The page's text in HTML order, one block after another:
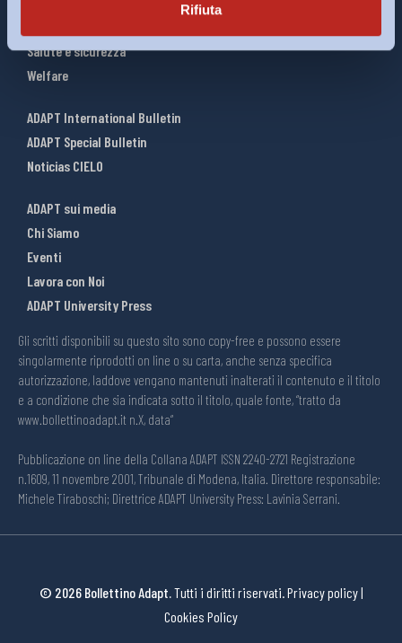
Rifiuta
Salute e sicurezza
Welfare
ADAPT International Bulletin
ADAPT Special Bulletin
Noticias CIELO
ADAPT sui media
Chi Siamo
Eventi
Lavora con Noi
ADAPT University Press
Gli scritti disponibili su questo sito sono copy-free e possono essere
singolarmente riprodotti on line o su carta, anche senza specifica
autorizzazione, laddove vengano mantenuti inalterati il contenuto e il titolo
e a condizione che sia indicata sotto il titolo, quale fonte, “tratto da
www.bollettinoadapt.it n.X, data“
Pubblicazione on line della Collana ADAPT ISSN 2240-2721 Registrazione
n.1609, 11 novembre 2001, Tribunale di Modena, Italia. Direttore responsabile:
Michele Tiraboschi; Direttrice ADAPT University Press: Lavinia Serrani.
© 2026 Bollettino Adapt.Tutti i diritti riservati.Privacy policy|
Cookies Policy